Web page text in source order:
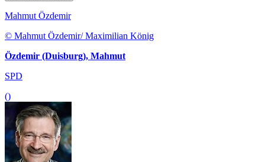
Mahmut Özdemir
© Mahmut Özdemir/ Maximilian König
Özdemir (Duisburg), Mahmut
SPD
()